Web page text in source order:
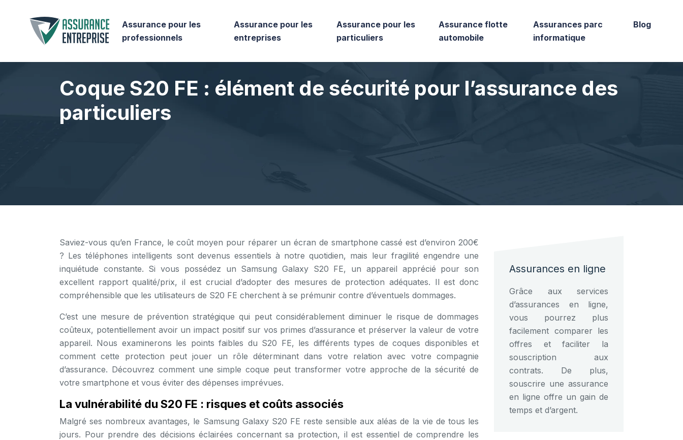
Assurance pour les
professionnels
Assurance pour les
entreprises
Assurance pour les
particuliers
Assurance flotte
automobile
Assurances parc
informatique
Blog
Coque S20 FE : élément de sécurité pour l’assurance des
particuliers
Saviez-vous qu’en France, le coût moyen pour réparer un écran de smartphone cassé est d’environ 200€
? Les téléphones intelligents sont devenus essentiels à notre quotidien, mais leur fragilité engendre une
inquiétude constante. Si vous possédez un Samsung Galaxy S20 FE, un appareil apprécié pour son
excellent rapport qualité/prix, il est crucial d’adopter des mesures de protection adéquates. Il est donc
compréhensible que les utilisateurs de S20 FE cherchent à se prémunir contre d’éventuels dommages.
C’est une mesure de prévention stratégique qui peut considérablement diminuer le risque de dommages
coûteux, potentiellement avoir un impact positif sur vos primes d’assurance et préserver la valeur de votre
appareil. Nous examinerons les points faibles du S20 FE, les différents types de coques disponibles et
comment cette protection peut jouer un rôle déterminant dans votre relation avec votre compagnie
d’assurance. Découvrez comment une simple coque peut transformer votre approche de la sécurité de
votre smartphone et vous éviter des dépenses imprévues.
La vulnérabilité du S20 FE : risques et coûts associés
Malgré ses nombreux avantages, le Samsung Galaxy S20 FE reste sensible aux aléas de la vie de tous les
jours. Pour prendre des décisions éclairées concernant sa protection, il est essentiel de comprendre les
Assurances en ligne
Grâce aux services
d’assurances en ligne,
vous pourrez plus
facilement comparer les
offres et faciliter la
souscription aux
contrats. De plus,
souscrire une assurance
en ligne offre un gain de
temps et d’argent.